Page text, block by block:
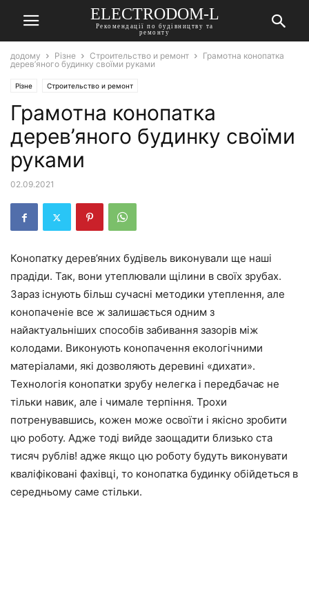
ELECTRODOM-L
Рекомендації по будівництву та
ремонту
додому Різне Строительство и ремонт
Грамотна конопатка
дерев’яного будинку своїми руками
Різне Строительство и ремонт
Грамотна конопатка
дерев’яного будинку своїми
руками
02.09.2021
Конопатку дерев’яних будівель виконували ще наші
прадіди. Так, вони утеплювали щілини в своїх зрубах.
Зараз існують більш сучасні методики утеплення, але
конопаченіе все ж залишається одним з
найактуальніших способів забивання зазорів між
колодами. Виконують конопачення екологічними
матеріалами, які дозволяють деревині «дихати».
Технологія конопатки зрубу нелегка і передбачає не
тільки навик, але і чимале терпіння. Трохи
потренувавшись, кожен може освоїти і якісно зробити
цю роботу. Адже тоді вийде заощадити близько ста
тисяч рублів! адже якщо цю роботу будуть виконувати
кваліфіковані фахівці, то конопатка будинку обійдеться в
середньому саме стільки.